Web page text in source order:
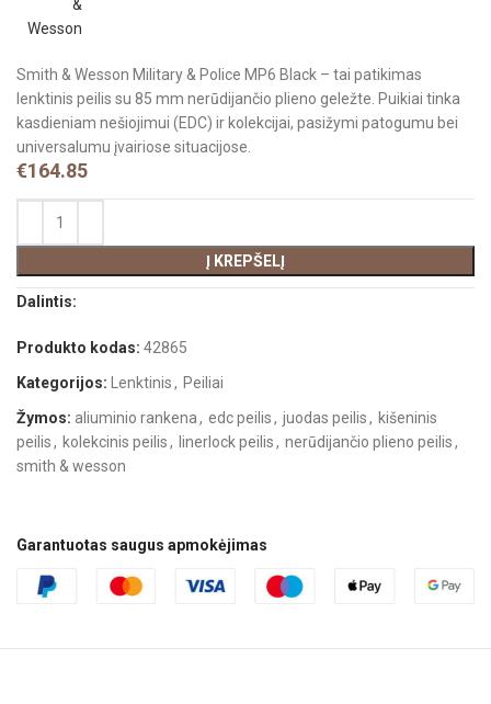
Smith & Wesson Military & Police MP6 Black – tai patikimas
lenktinis peilis su 85 mm nerūdijančio plieno geležte. Puikiai tinka
kasdieniam nešiojimui (EDC) ir kolekcijai, pasižymi patogumu bei
universalumu įvairiose situacijose.
€164.85
Į KREPŠELĮ
Dalintis:
Produkto kodas:42865
Kategorijos:
Lenktinis, Peiliai
Žymos: aliuminio rankena, edc peilis, juodas peilis, kišeninis
peilis, kolekcinis peilis, linerlock peilis, nerūdijančio plieno peilis,
smith & wesson
Garantuotas saugus apmokėjimas